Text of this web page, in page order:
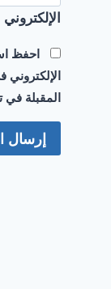
الإلكتروني
احفظ
المقبلة في